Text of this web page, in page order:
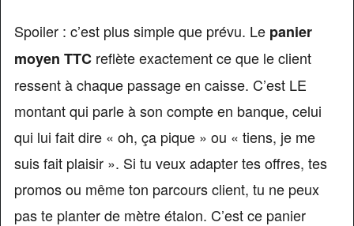
Spoiler : c’est plus simple que prévu. Le panier
moyen TTCreflète exactement ce que le client
ressent à chaque passage en caisse. C’est LE
montant qui parle à son compte en banque, celui
qui lui fait dire « oh, ça pique » ou « tiens, je me
suis fait plaisir ». Si tu veux adapter tes offres, tes
promos ou même ton parcours client, tu ne peux
pas te planter de mètre étalon. C’est ce panier